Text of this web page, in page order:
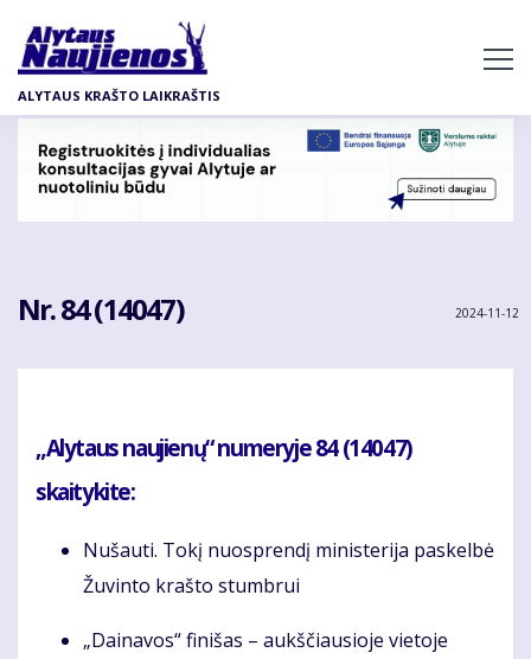
pagrindinį
turinį
ALYTAUS KRAŠTO LAIKRAŠTIS
Nr. 84 (14047) 2024-11-12
„Alytaus naujienų“ numeryje 84 (14047)
skaitykite:
Nušauti. Tokį nuosprendį ministerija paskelbė
Žuvinto krašto stumbrui
„Dainavos“ finišas – aukščiausioje vietoje